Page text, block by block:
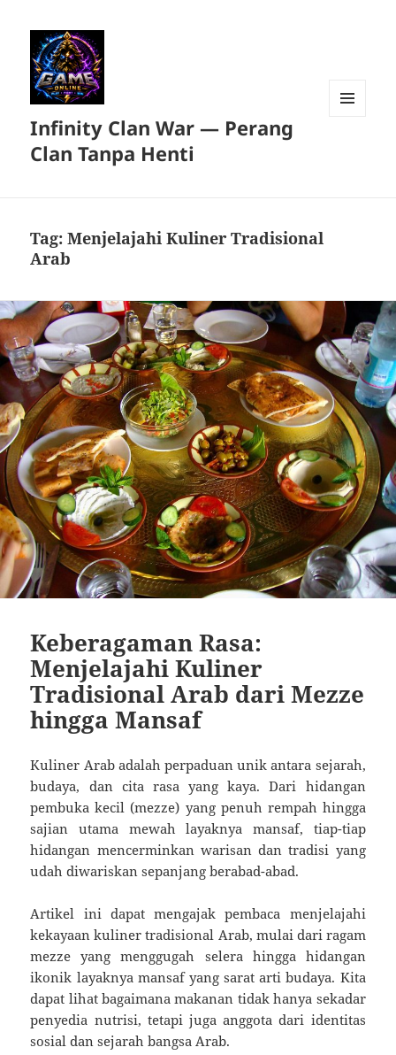
Infinity Clan War — Perang
Clan Tanpa Henti
Tag:Menjelajahi Kuliner Tradisional
Arab
Keberagaman Rasa:
Menjelajahi Kuliner
Tradisional Arab dari Mezze
hingga Mansaf
Kuliner Arab adalah perpaduan unik antara sejarah,
budaya, dan cita rasa yang kaya. Dari hidangan
pembuka kecil (mezze) yang penuh rempah hingga
sajian utama mewah layaknya mansaf, tiap-tiap
hidangan mencerminkan warisan dan tradisi yang
udah diwariskan sepanjang berabad-abad.
Artikel ini dapat mengajak pembaca menjelajahi
kekayaan kuliner tradisional Arab, mulai dari ragam
mezze yang menggugah selera hingga hidangan
ikonik layaknya mansaf yang sarat arti budaya. Kita
dapat lihat bagaimana makanan tidak hanya sekadar
penyedia nutrisi, tetapi juga anggota dari identitas
sosial dan sejarah bangsa Arab.